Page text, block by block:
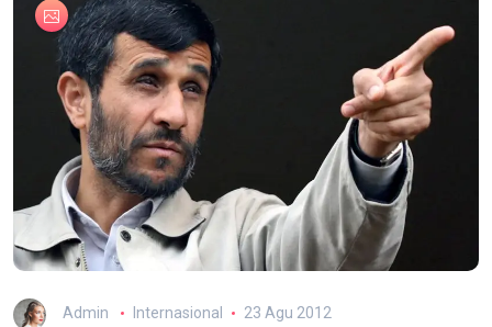
Admin Internasional 23 Agu 2012